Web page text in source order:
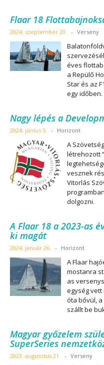
Flaar 18
2024. szeptember 20. - Verseny
éves
a Repülő
Star és az
egy időben.
Nagy lépés a
2024. június 5. - Horizont
A
létrehozott
vesznek
Vitorlás
dolgozni.
A Flaar 18 a 2023-as
ki magát
2024. január 26. - Horizont
A Flaar
mostanra
as
egység
óta bővül,
szállt be
Magyar győzelem
SuperSeries
2023. augusztus 21. - Verseny